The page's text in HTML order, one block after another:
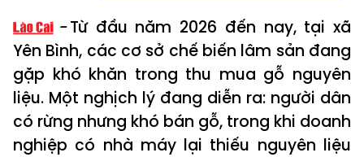
Từ đầu năm 2026 đến nay, tại xã
Yên Bình, các cơ sở chế biến lâm sản đang
gặp khó khăn trong thu mua gỗ nguyên
liệu. Một nghịch lý đang diễn ra: người dân
có rừng nhưng khó bán gỗ, trong khi doanh
nghiệp có nhà máy lại thiếu nguyên liệu